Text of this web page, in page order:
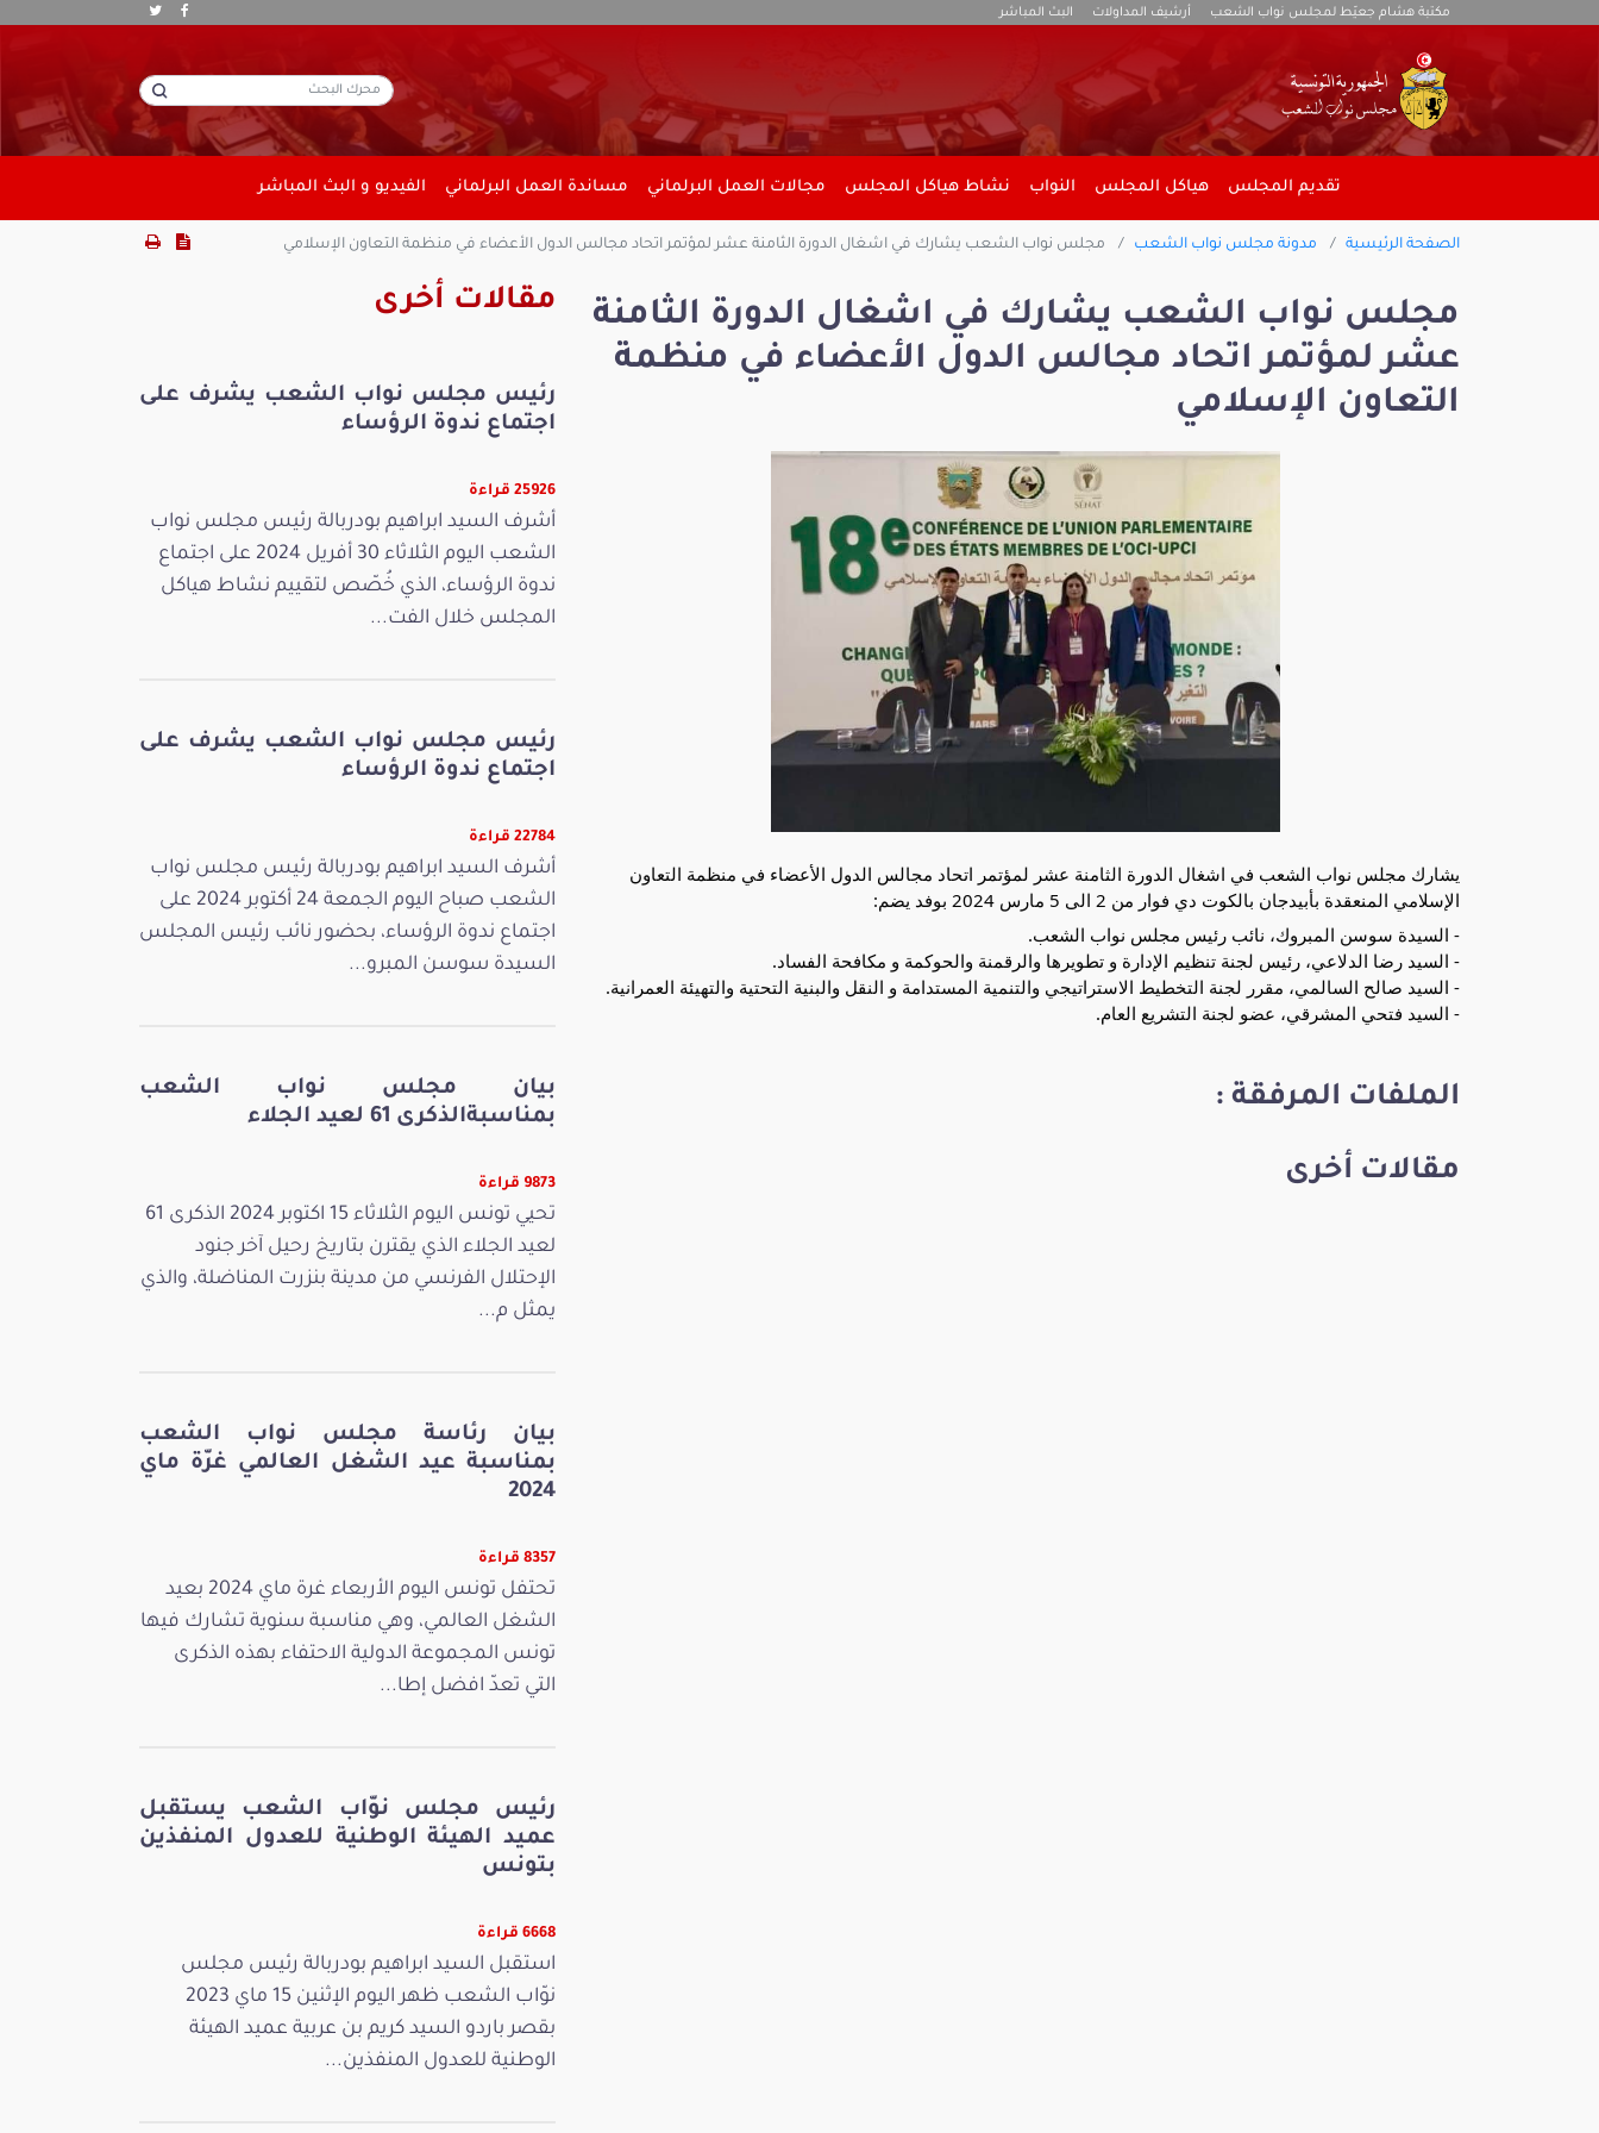
مكتبة هشام جعيّط لمجلس نواب الشعب أرشيف المداولات البث المباشر
تقديم المجلس هياكل المجلس النواب نشاط هياكل المجلس مجالات العمل البرلماني مساندة العمل البرلماني الفيديو و البث المباشر
الصفحة الرئيسية مدونة مجلس نواب الشعب مجلس نواب الشعب يشارك في اشغال الدورة الثامنة عشر لمؤتمر اتحاد مجالس الدول الأعضاء في منظمة التعاون الإسلامي
مجلس نواب الشعب يشارك في اشغال الدورة الثامنة
عشر لمؤتمر اتحاد مجالس الدول الأعضاء في منظمة
التعاون الإسلامي
يشارك مجلس نواب الشعب في اشغال الدورة الثامنة عشر لمؤتمر اتحاد مجالس الدول الأعضاء في منظمة التعاون
الإسلامي المنعقدة بأبيدجان بالكوت دي فوار من 2 الى 5 مارس 2024 بوفد يضم:
- السيدة سوسن المبروك، نائب رئيس مجلس نواب الشعب.
- السيد رضا الدلاعي، رئيس لجنة تنظيم الإدارة و تطويرها والرقمنة والحوكمة و مكافحة الفساد.
- السيد صالح السالمي، مقرر لجنة التخطيط الاستراتيجي والتنمية المستدامة و النقل والبنية التحتية والتهيئة العمرانية.
- السيد فتحي المشرقي، عضو لجنة التشريع العام.
الملفات المرفقة :
مقالات أخرى
مقالات أخرى
رئيس مجلس نواب الشعب يشرف على
اجتماع ندوة الرؤساء
25926 قراءة
أشرف السيد ابراهيم بودربالة رئيس مجلس نواب
الشعب اليوم الثلاثاء 30 أفريل 2024 على اجتماع
ندوة الرؤساء، الذي خُصّص لتقييم نشاط هياكل
المجلس خلال الفت...
رئيس مجلس نواب الشعب يشرف على
اجتماع ندوة الرؤساء
22784 قراءة
أشرف السيد ابراهيم بودربالة رئيس مجلس نواب
الشعب صباح اليوم الجمعة 24 أكتوبر 2024 على
اجتماع ندوة الرؤساء، بحضور نائب رئيس المجلس
السيدة سوسن المبرو...
بيان مجلس نواب الشعب
بمناسبةالذكرى 61 لعيد الجلاء
9873 قراءة
تحيي تونس اليوم الثلاثاء 15 اكتوبر 2024 الذكرى 61
لعيد الجلاء الذي يقترن بتاريخ رحيل آخر جنود
الإحتلال الفرنسي من مدينة بنزرت المناضلة، والذي
يمثل م...
بيان رئاسة مجلس نواب الشعب
بمناسبة عيد الشغل العالمي غرّة ماي
2024
8357 قراءة
تحتفل تونس اليوم الأربعاء غرة ماي 2024 بعيد
الشغل العالمي، وهي مناسبة سنوية تشارك فيها
تونس المجموعة الدولية الاحتفاء بهذه الذكرى
التي تعدّ افضل إطا...
رئيس مجلس نوّاب الشعب يستقبل
عميد الهيئة الوطنية للعدول المنفذين
بتونس
6668 قراءة
استقبل السيد ابراهيم بودربالة رئيس مجلس
نوّاب الشعب ظهر اليوم الإثنين 15 ماي 2023
بقصر باردو السيد كريم بن عربية عميد الهيئة
الوطنية للعدول المنفذين...